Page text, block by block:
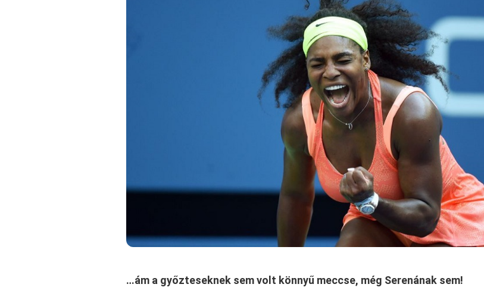
…ám a győzteseknek sem volt könnyű meccse, még Serenának sem!